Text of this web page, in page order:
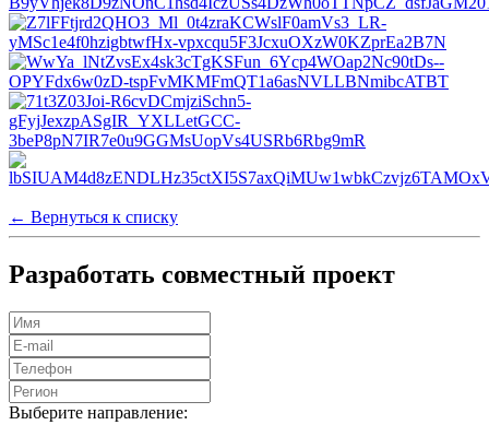
← Вернуться к списку
Разработать совместный проект
Выберите направление: